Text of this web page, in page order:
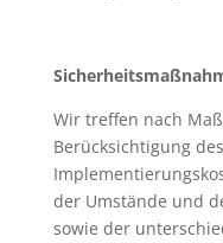
Wir treffen nach
Berücksichtigung
der Umstände und
sowie der